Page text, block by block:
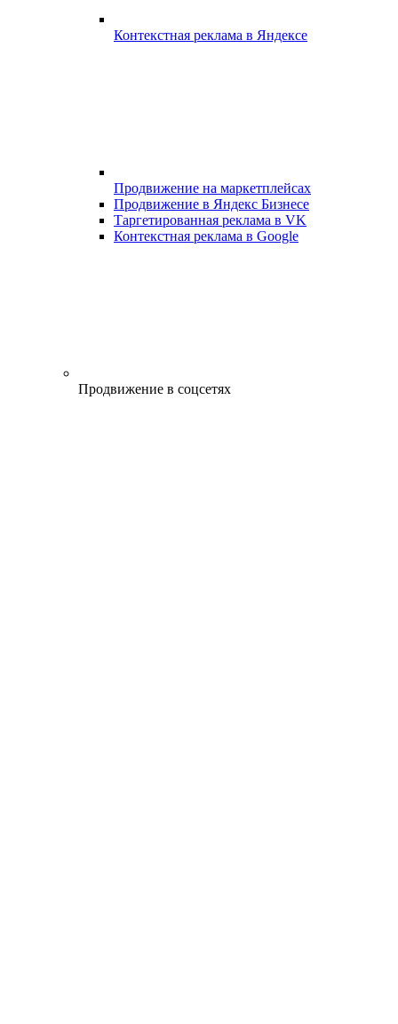
Контекстная реклама в Яндексе
Продвижение на маркетплейсах
Продвижение в Яндекс Бизнесе
Таргетированная реклама в VK
Контекстная реклама в Google
Продвижение в соцсетях